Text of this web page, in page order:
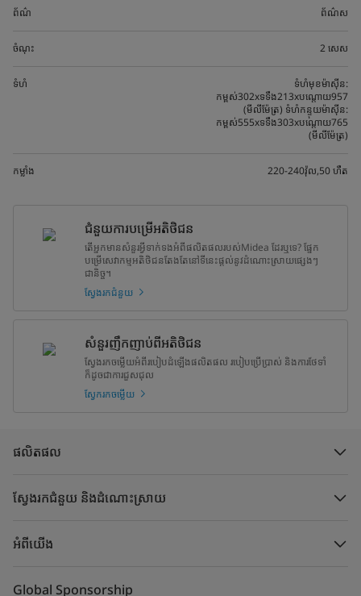
ព័ណ៌ ព័ណ៌ស
ចំណុះ 2 សេស
ទំហំ
ទំហំមុខម៉ាស៊ីន:
កម្ពស់302xទទឹង213xបណ្តោយ957
(មីលីម៉ែត្រ) ទំហំកន្ទុយម៉ាស៊ីន:
កម្ពស់555xទទឹង303xបណ្តោយ765
(មីលីម៉ែត្រ)
កម្លាំង 220-240វ៉ុល,50 ហឺត
ជំនួយការបម្រើអតិថិជន
តើអ្នកមានសំនួរអ្វីទាក់ទងអំពីផលិតផលរបស់Midea ដែរឬទេ? ផ្នែក
បម្រើសេវាកម្មអតិថិជនតែងតែនៅទីនេះផ្តល់នូវដំណោះស្រាយផ្សេងៗ
ជានិច្ច។
ស្វែងរកជំនួយ
សំនួរញឹកញាប់ពីអតិថិជន
ស្វែងរកចម្លើយអំពីរបៀបដំឡើងផលិតផល របៀបប្រើប្រាស់ និងការថែទាំ
ក៏ដូចជាការជួសជុល
ស្វែករកចម្លើយ
ផលិតផល
ស្វែងរកជំនួយ និងដំណោះស្រាយ
អំពីយើង
Global Sponsorship